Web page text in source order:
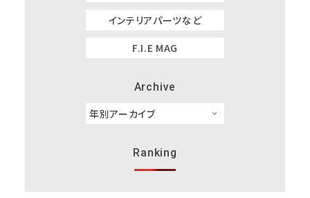
インテリアパーツなど
F.I.E MAG
Archive
Ranking